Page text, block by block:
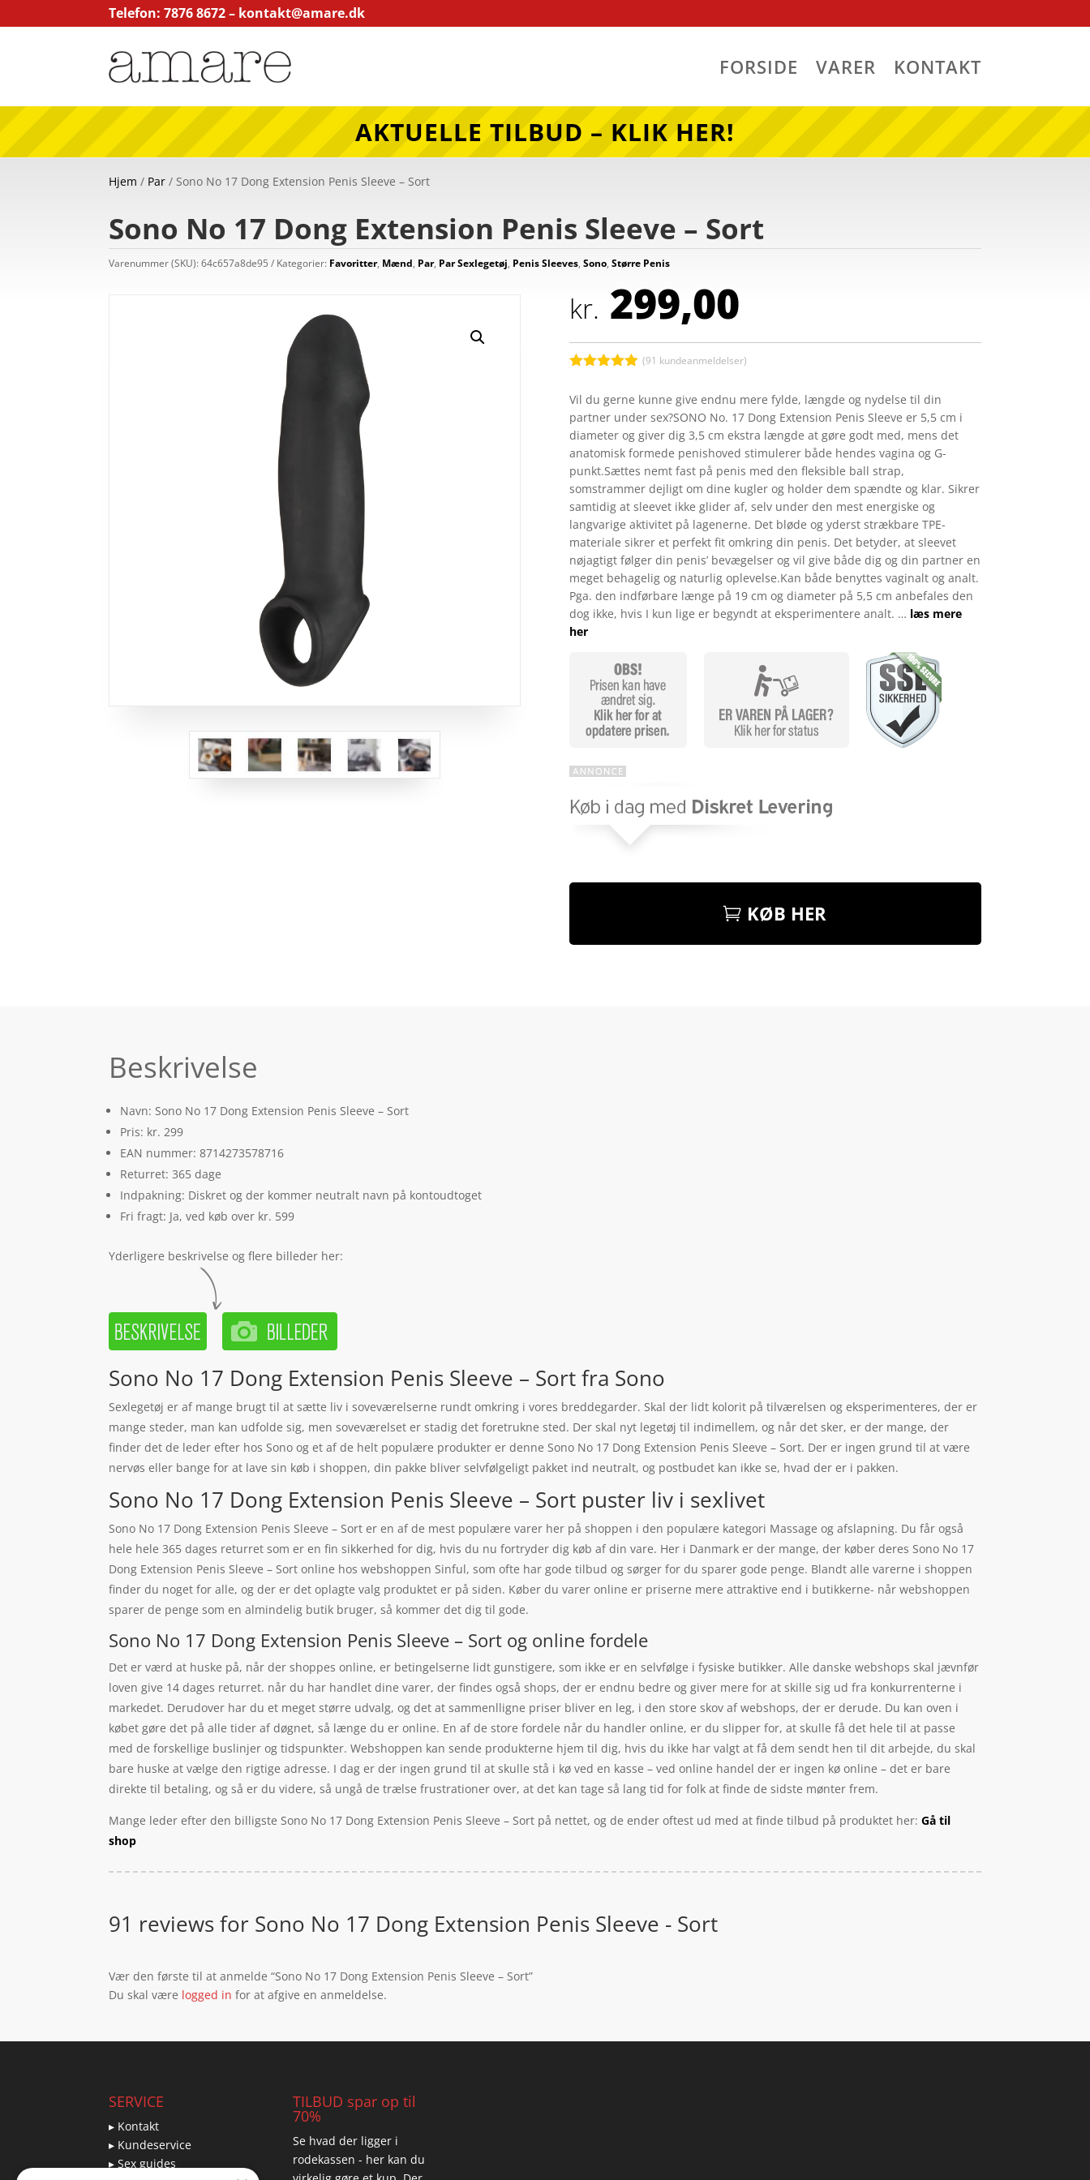
Telefon: 7876 8672 – kontakt@amare.dk
FORSIDE VARER KONTAKT
AKTUELLE TILBUD – KLIK HER!
Hjem / Par / Sono No 17 Dong Extension Penis Sleeve – Sort
Sono No 17 Dong Extension Penis Sleeve – Sort
Varenummer (SKU):64c657a8de95 Kategorier: Favoritter, Mænd, Par, Par Sexlegetøj, Penis Sleeves,Sono,Større Penis
kr. 299,00
ud af 5
baseret på
kundebedøm
melser
(91 kundeanmeldelser)
Vil du gerne kunne give endnu mere fylde, længde og nydelse til din
partner under sex?SONO No. 17 Dong Extension Penis Sleeve er 5,5 cm i
diameter og giver dig 3,5 cm ekstra længde at gøre godt med, mens det
anatomisk formede penishoved stimulerer både hendes vagina og G-
punkt.Sættes nemt fast på penis med den fleksible ball strap,
somstrammer dejligt om dine kugler og holder dem spændte og klar. Sikrer
samtidig at sleevet ikke glider af, selv under den mest energiske og
langvarige aktivitet på lagenerne. Det bløde og yderst strækbare TPE-
materiale sikrer et perfekt fit omkring din penis. Det betyder, at sleevet
nøjagtigt følger din penis’ bevægelser og vil give både dig og din partner en
meget behagelig og naturlig oplevelse.Kan både benyttes vaginalt og analt.
Pga. den indførbare længe på 19 cm og diameter på 5,5 cm anbefales den
dog ikke, hvis I kun lige er begyndt at eksperimentere analt. … læs mere
her
KØB HER
Beskrivelse
Navn: Sono No 17 Dong Extension Penis Sleeve – Sort
Pris: kr. 299
EAN nummer: 8714273578716
Returret: 365 dage
Indpakning: Diskret og der kommer neutralt navn på kontoudtoget
Fri fragt: Ja, ved køb over kr. 599
Yderligere beskrivelse og flere billeder her:
Sono No 17 Dong Extension Penis Sleeve – Sort fra Sono
Sexlegetøj er af mange brugt til at sætte liv i soveværelserne rundt omkring i vores breddegarder. Skal der lidt kolorit på tilværelsen og eksperimenteres, der er
mange steder, man kan udfolde sig, men soveværelset er stadig det foretrukne sted. Der skal nyt legetøj til indimellem, og når det sker, er der mange, der
finder det de leder efter hos Sono og et af de helt populære produkter er denne Sono No 17 Dong Extension Penis Sleeve – Sort. Der er ingen grund til at være
nervøs eller bange for at lave sin køb i shoppen, din pakke bliver selvfølgeligt pakket ind neutralt, og postbudet kan ikke se, hvad der er i pakken.
Sono No 17 Dong Extension Penis Sleeve – Sort puster liv i sexlivet
Sono No 17 Dong Extension Penis Sleeve – Sort er en af de mest populære varer her på shoppen i den populære kategori Massage og afslapning. Du får også
hele hele 365 dages returret som er en fin sikkerhed for dig, hvis du nu fortryder dig køb af din vare. Her i Danmark er der mange, der køber deres Sono No 17
Dong Extension Penis Sleeve – Sort online hos webshoppen Sinful, som ofte har gode tilbud og sørger for du sparer gode penge. Blandt alle varerne i shoppen
finder du noget for alle, og der er det oplagte valg produktet er på siden. Køber du varer online er priserne mere attraktive end i butikkerne- når webshoppen
sparer de penge som en almindelig butik bruger, så kommer det dig til gode.
Sono No 17 Dong Extension Penis Sleeve – Sort og online fordele
Det er værd at huske på, når der shoppes online, er betingelserne lidt gunstigere, som ikke er en selvfølge i fysiske butikker. Alle danske webshops skal jævnfør
loven give 14 dages returret. når du har handlet dine varer, der findes også shops, der er endnu bedre og giver mere for at skille sig ud fra konkurrenterne i
markedet. Derudover har du et meget større udvalg, og det at sammenlligne priser bliver en leg, i den store skov af webshops, der er derude. Du kan oven i
købet gøre det på alle tider af døgnet, så længe du er online. En af de store fordele når du handler online, er du slipper for, at skulle få det hele til at passe
med de forskellige buslinjer og tidspunkter. Webshoppen kan sende produkterne hjem til dig, hvis du ikke har valgt at få dem sendt hen til dit arbejde, du skal
bare huske at vælge den rigtige adresse. I dag er der ingen grund til at skulle stå i kø ved en kasse – ved online handel der er ingen kø online – det er bare
direkte til betaling, og så er du videre, så ungå de trælse frustrationer over, at det kan tage så lang tid for folk at finde de sidste mønter frem.
Mange leder efter den billigste Sono No 17 Dong Extension Penis Sleeve – Sort på nettet, og de ender oftest ud med at finde tilbud på produktet her:Gå til
shop
91 reviews for Sono No 17 Dong Extension Penis Sleeve - Sort
Vær den første til at anmelde “Sono No 17 Dong Extension Penis Sleeve – Sort”
Du skal være logged in for at afgive en anmeldelse.
SERVICE
▸ Kontakt
▸ Kundeservice
▸ Sex guides
TILBUD spar op til
70%
Se hvad der ligger i
rodekassen - her kan du